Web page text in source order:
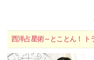
西洋占星術～とことん！ ト